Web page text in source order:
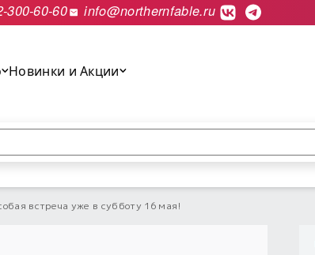
300-60-60 info@northernfable.ru
Новинки и Акции
встреча уже в субботу 16 мая!